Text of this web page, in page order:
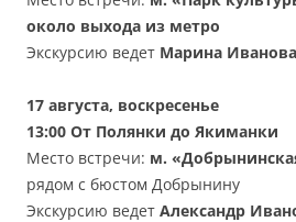
около выхода из метро
Экскурсию ведет Марина Иванова
17 августа, воскресенье
13:00 От Полянки до Якиманки
Место встречи: м.
рядом с бюстом Добрынину
Экскурсию ведет Александр